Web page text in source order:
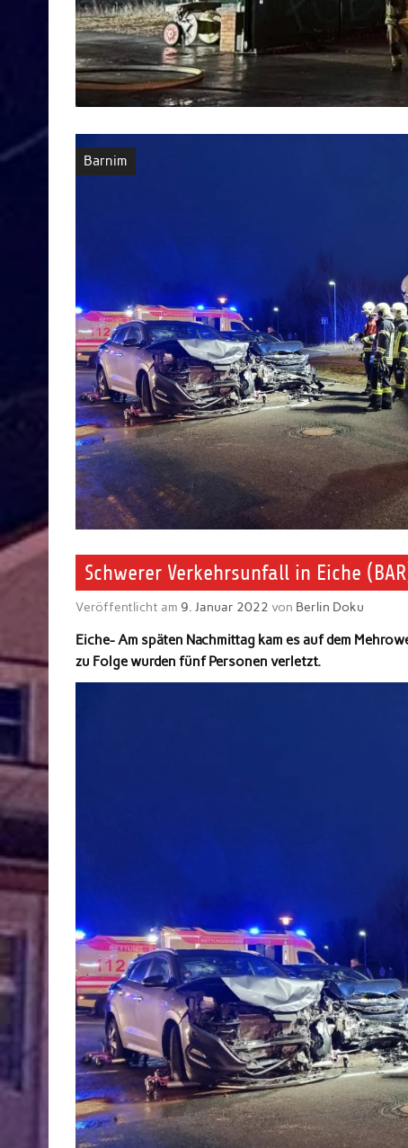
Barnim
Schwerer Verkehrsunfall in Eiche
Veröffentlicht am 9. Januar 2022 von Berlin Doku
Eiche- Am späten Nachmittag kam es auf dem
zu Folge wurden fünf Personen verletzt.